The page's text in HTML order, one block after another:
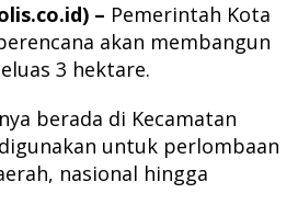
– Pemerintah Kota
akan membangun
3 hektare.
berada di Kecamatan
untuk perlombaan
nasional hingga